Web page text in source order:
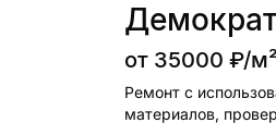
от 35000 ₽/м²
Ремонт с
материалов,